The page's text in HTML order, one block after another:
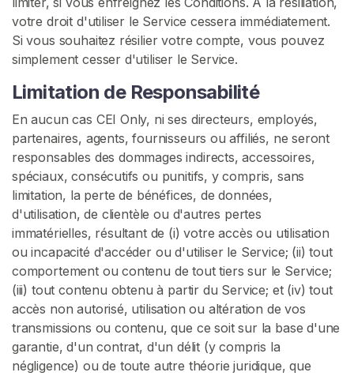
votre droit d'utiliser le Service cessera immédiatement.
Si vous souhaitez résilier votre compte, vous pouvez
simplement cesser d'utiliser le Service.
Limitation de Responsabilité
En aucun cas CEI Only, ni ses directeurs, employés,
partenaires, agents, fournisseurs ou affiliés, ne seront
responsables des dommages indirects, accessoires,
spéciaux, consécutifs ou punitifs, y compris, sans
limitation, la perte de bénéfices, de données,
d'utilisation, de clientèle ou d'autres pertes
immatérielles, résultant de (i) votre accès ou utilisation
ou incapacité d'accéder ou d'utiliser le Service; (ii) tout
comportement ou contenu de tout tiers sur le Service;
(iii) tout contenu obtenu à partir du Service; et (iv) tout
accès non autorisé, utilisation ou altération de vos
transmissions ou contenu, que ce soit sur la base d'une
garantie, d'un contrat, d'un délit (y compris la
négligence) ou de toute autre théorie juridique, que